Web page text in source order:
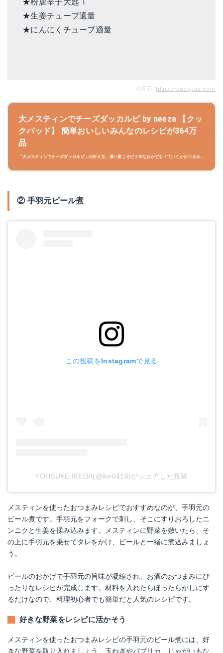
★粉唐辛子大匙 1
★生姜チューブ適量
★にんにくチューブ適量
引用元: https://cookpad.com
大メスティンでチーズダッカルビ by neeza 【クッ
クパッド】 簡単おいしいみんなのレシピが364万
品
「大メスティンでチーズダッカルビ」の作り方。暑い夏こそピリ辛なおかずを！ていうかおつまみ
② 手羽元ビール煮
この投稿をInstagramで見る
YOHSUKE IKEDA(@ike0416)がシェアした投稿
メスティンを使ったおつまみレシピでおすすめなのが、手羽元の
ビール煮です。手羽元をフォークで刺し、そこにすりおろしたニ
ンニクと生姜を揉み込みます。メスティンに野菜を敷いたら、そ
の上に手羽元を乗せてタレをかけ、ビールと一緒に煮込みましょ
う。
ビールのおかげで手羽元の旨味が凝縮され、お酒のおつまみにぴ
ったりなレシピが完成します。材料を入れたらほったらかしにす
るだけなので、料理初心者でも簡単だと人気のレシピです。
好きな野菜をレシピに活かそう
メスティンを使ったおつまみレシピの手羽元のビール煮には、好
きな野菜を取り入れましょう。玉ねぎやパプリカ、じゃがいもな